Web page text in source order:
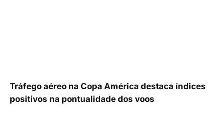
Tráfego aéreo na Copa América destaca índices
positivos na pontualidade dos voos